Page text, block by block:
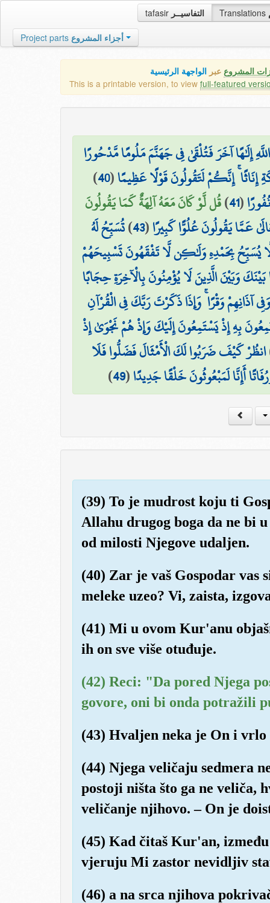
tafasir التفاسيــر Translations
Project parts أجزاء المشروع
المشروع عبر الواجهة الرئيسية
This is a printable version, to view full-featured
إِلَٰهًا آخَرَ فَتُلْقَىٰ فِي جَهَنَّمَ مَلُومًا مَّدْحُورًا
إِنَّكُمْ لَتَقُولُونَ قَوْلًا عَظِيمًا(
40
)
(
41
)قُل لَّوْ كَانَ مَعَهُ آلِهَةٌ كَمَا يَقُولُونَ
عَمَّا يَقُولُونَ عُلُوًّا كَبِيرًا(
43
)تُسَبِّحُ لَهُ
يُسَبِّحُ بِحَمْدِهِ وَلَٰكِن لَّا تَفْقَهُونَ تَسْبِيحَهُمْ
وَبَيْنَ الَّذِينَ لَا يُؤْمِنُونَ بِالْآخِرَةِ حِجَابًا
آذَانِهِمْ وَقْرًا ۚ وَإِذَا ذَكَرْتَ رَبَّكَ فِي الْقُرْآنِ
بِهِ إِذْ يَسْتَمِعُونَ إِلَيْكَ وَإِذْ هُمْ نَجْوَىٰ إِذْ
انظُرْ كَيْفَ ضَرَبُوا لَكَ الْأَمْثَالَ فَضَلُّوا فَلَا
أَإِنَّا لَمَبْعُوثُونَ خَلْقًا جَدِيدًا(
49
)
(39) To je mudrost koju ti
Allahu drugog boga da ne bi
od milosti Njegove udaljen.
(40) Zar je vaš Gospodar vas
meleke uzeo? Vi, zaista,
(41) Mi u ovom Kur'anu
ih on sve više otuđuje.
(42) Reci: "Da pored Njega
govore, oni bi onda potražili
(43) Hvaljen neka je On i vrlo
(44) Njega veličaju sedmera
postoji ništa što ga ne veliča,
veličanje njihovo. – On je
(45) Kad čitaš Kur'an,
vjeruju Mi zastor nevidljiv
(46) a na srca njihova